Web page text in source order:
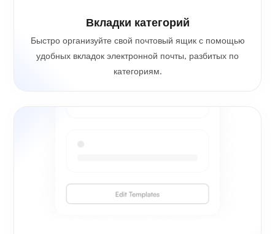
Вкладки категорий
Быстро организуйте свой почтовый ящик с помощью
удобных вкладок электронной почты, разбитых по
категориям.